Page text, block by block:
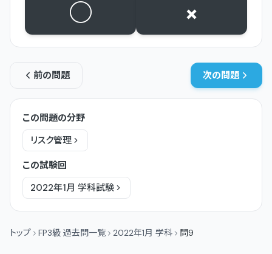
○ ×
前の問題 次の問題
この問題の分野
リスク管理
この試験回
2022年1月 学科試験
トップ FP3級 過去問一覧 2022年1月 学科 問9